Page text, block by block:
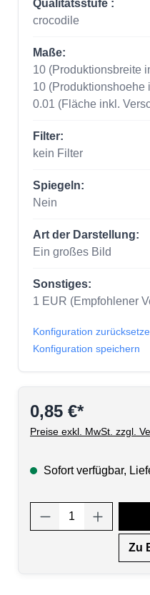
Qualitätsstufe :
crocodile
Maße:
10 (Produktionsbreite
10 (Produktionshoehe
0.01 (Fläche inkl.
Filter:
kein Filter
Spiegeln:
Nein
Art der Darstellung:
Ein großes Bild
Sonstiges:
1 EUR (Empfohlener
Konfiguration
Konfiguration speichern
0,85 €*
Preise exkl. MwSt. zzgl.
Sofort verfügbar,
Produkt
Zu